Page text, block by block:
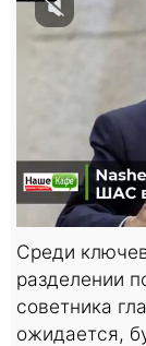
Среди
разделении
советника
ожидается,